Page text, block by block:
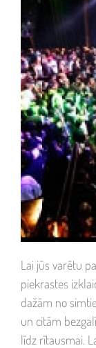
Lai jūs varētu
piekrastes
dažām no
un citām
līdz rītausmai.